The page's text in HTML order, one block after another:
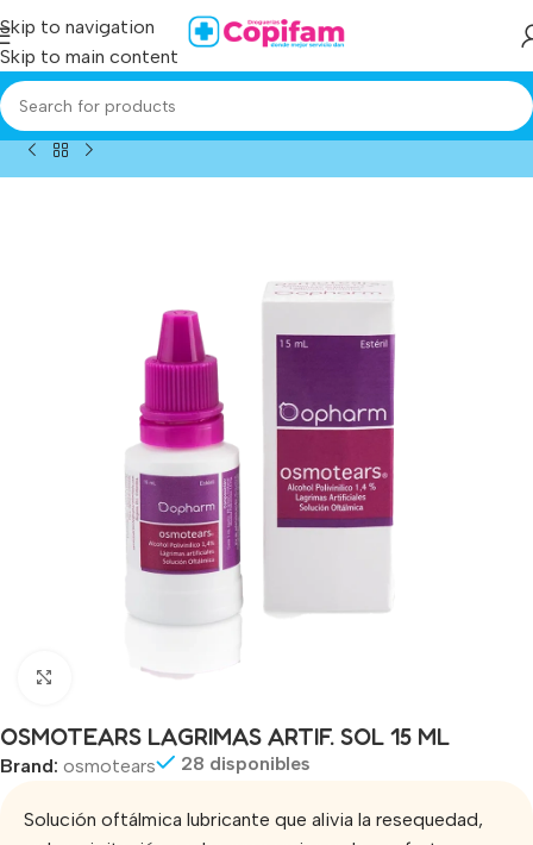
Skip to navigation
Skip to main content
Home / Producto/osmotears lagrimas artif. sol 15 ml
Click to enlarge
OSMOTEARS LAGRIMAS ARTIF. SOL 15 ML
Brand: osmotears 28 disponibles
Solución oftálmica lubricante que alivia la resequedad,